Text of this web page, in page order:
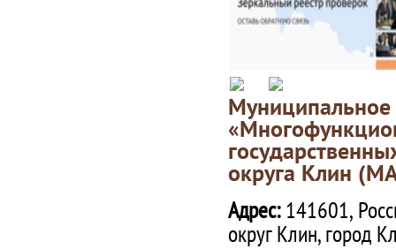
округа Клин
Адрес:141601,
округ Клин, город